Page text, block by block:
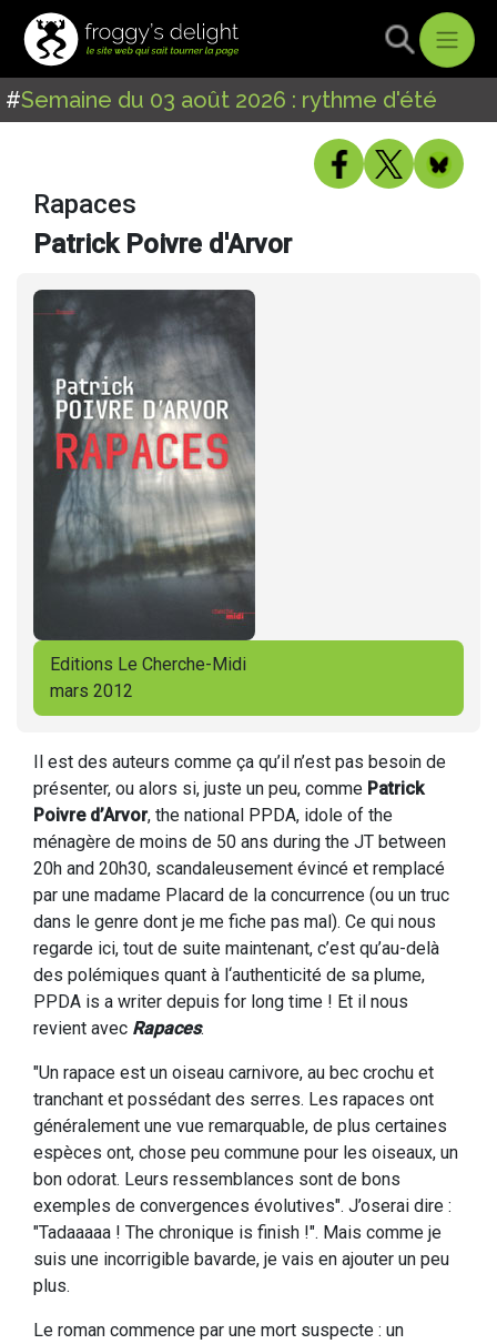
#Semaine du 03 août 2026 : rythme d'été
Rapaces
Patrick Poivre d'Arvor
Editions Le Cherche-Midi
mars 2012
Il est des auteurs comme ça qu’il n’est pas besoin de
présenter, ou alors si, juste un peu, comme Patrick
Poivre d’Arvor, the national PPDA, idole of the
ménagère de moins de 50 ans during the JT between
20h and 20h30, scandaleusement évincé et remplacé
par une madame Placard de la concurrence (ou un truc
dans le genre dont je me fiche pas mal). Ce qui nous
regarde ici, tout de suite maintenant, c’est qu’au-delà
des polémiques quant à l‘authenticité de sa plume,
PPDA is a writer depuis for long time ! Et il nous
revient avec Rapaces.
"Un rapace est un oiseau carnivore, au bec crochu et
tranchant et possédant des serres. Les rapaces ont
généralement une vue remarquable, de plus certaines
espèces ont, chose peu commune pour les oiseaux, un
bon odorat. Leurs ressemblances sont de bons
exemples de convergences évolutives". J’oserai dire :
"Tadaaaaa ! The chronique is finish !". Mais comme je
suis une incorrigible bavarde, je vais en ajouter un peu
plus.
Le roman commence par une mort suspecte : un